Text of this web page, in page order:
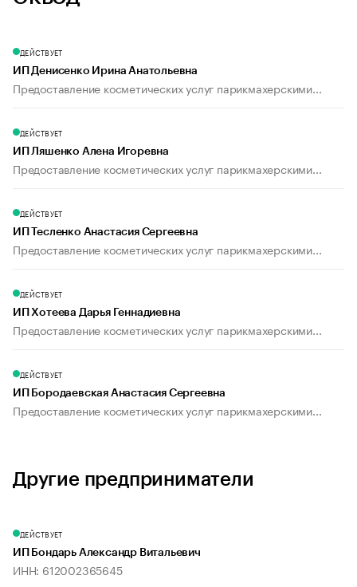
ДЕЙСТВУЕТ
ИП Денисенко Ирина Анатольевна
Предоставление косметических услуг парикмахерскими...
ДЕЙСТВУЕТ
ИП Ляшенко Алена Игоревна
Предоставление косметических услуг парикмахерскими...
ДЕЙСТВУЕТ
ИП Тесленко Анастасия Сергеевна
Предоставление косметических услуг парикмахерскими...
ДЕЙСТВУЕТ
ИП Хотеева Дарья Геннадиевна
Предоставление косметических услуг парикмахерскими...
ДЕЙСТВУЕТ
ИП Бородаевская Анастасия Сергеевна
Предоставление косметических услуг парикмахерскими...
Другие предприниматели
ДЕЙСТВУЕТ
ИП Бондарь Александр Витальевич
ИНН: 612002365645